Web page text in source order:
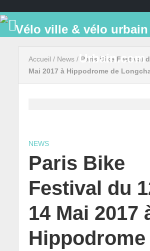
Accueil / News/ Paris Bike Festival
Mai 2017 à Hippodrome de
NEWS
Paris Bike
Festival du
14 Mai 2017
Hippodrome